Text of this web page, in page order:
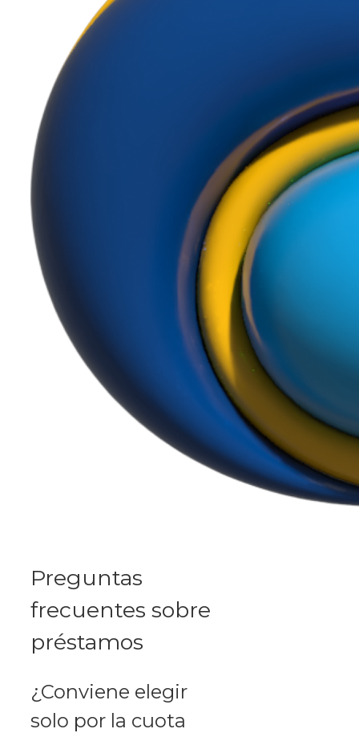
Preguntas
frecuentes sobre
préstamos
¿Conviene elegir
solo por la cuota